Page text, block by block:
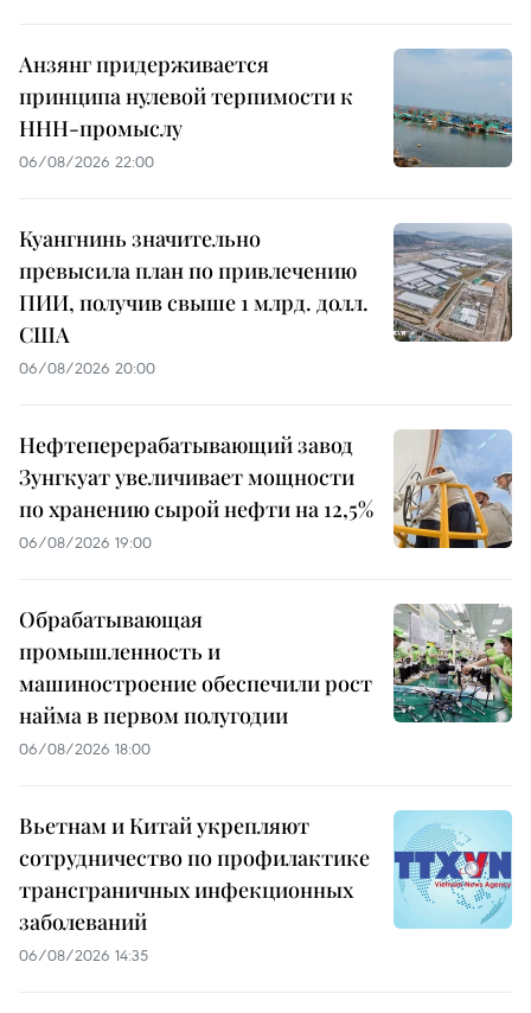
Анзянг придерживается
принципа нулевой терпимости к
ННН-промыслу
06/08/2026 22:00
Куангнинь значительно
превысила план по привлечению
ПИИ, получив свыше 1 млрд. долл.
США
06/08/2026 20:00
Нефтеперерабатывающий завод
Зунгкуат увеличивает мощности
по хранению сырой нефти на 12,5%
06/08/2026 19:00
Обрабатывающая
промышленность и
машиностроение обеспечили рост
найма в первом полугодии
06/08/2026 18:00
Вьетнам и Китай укрепляют
сотрудничество по профилактике
трансграничных инфекционных
заболеваний
06/08/2026 14:35